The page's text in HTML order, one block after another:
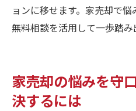
ョンに移せます。家売却で
無料相談を活用して一歩踏み
家売却の悩みを守
決するには